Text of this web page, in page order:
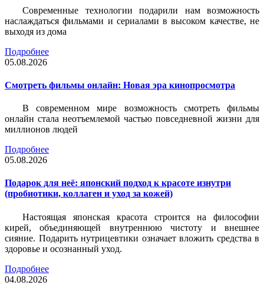
Современные технологии подарили нам возможность
наслаждаться фильмами и сериалами в высоком качестве, не
выходя из дома
Подробнее
05.08.2026
Смотреть фильмы онлайн: Новая эра кинопросмотра
В современном мире возможность смотреть фильмы
онлайн стала неотъемлемой частью повседневной жизни для
миллионов людей
Подробнее
05.08.2026
Подарок для неё: японский подход к красоте изнутри
(пробиотики, коллаген и уход за кожей)
Настоящая японская красота строится на философии
кирей, объединяющей внутреннюю чистоту и внешнее
сияние. Подарить нутрицевтики означает вложить средства в
здоровье и осознанный уход.
Подробнее
04.08.2026